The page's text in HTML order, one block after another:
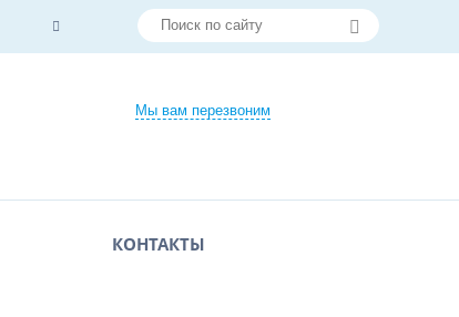
Мы вам перезвоним
КОНТАКТЫ